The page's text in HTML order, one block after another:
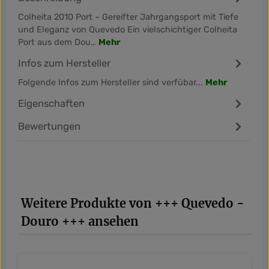
Colheita 2010 Port – Gereifter Jahrgangsport mit Tiefe
und Eleganz von Quevedo Ein vielschichtiger Colheita
Port aus dem Dou… Mehr
Infos zum Hersteller
Folgende Infos zum Hersteller sind verfübar... Mehr
Eigenschaften
Bewertungen
Produktgalerie überspringen
Weitere Produkte von +++ Quevedo -
Douro +++ ansehen